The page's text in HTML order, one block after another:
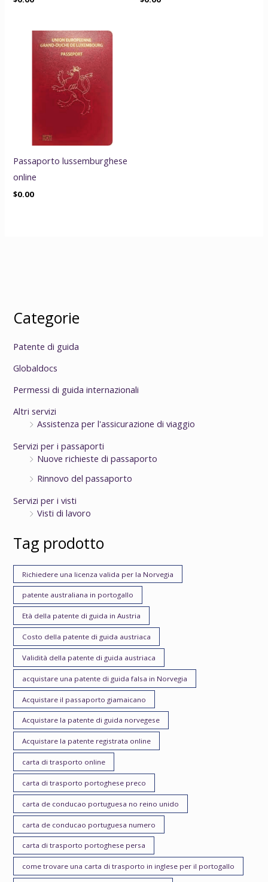
Passaporto lussemburghese
online
$0.00
Categorie
Patente di guida
Globaldocs
Permessi di guida internazionali
Altri servizi
Assistenza per l'assicurazione di viaggio
Servizi per i passaporti
Nuove richieste di passaporto
Rinnovo del passaporto
Servizi per i visti
Visti di lavoro
Tag prodotto
Richiedere una licenza valida per la Norvegia
patente australiana in portogallo
Età della patente di guida in Austria
Costo della patente di guida austriaca
Validità della patente di guida austriaca
acquistare una patente di guida falsa in Norvegia
Acquistare il passaporto giamaicano
Acquistare la patente di guida norvegese
Acquistare la patente registrata online
carta di trasporto online
carta di trasporto portoghese preco
carta de conducao portuguesa no reino unido
carta de conducao portuguesa numero
carta di trasporto portoghese persa
come trovare una carta di trasporto in inglese per il portogallo